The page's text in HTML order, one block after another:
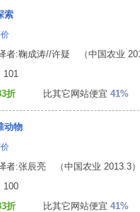
索
者:鞠成涛//许疑 （中国农业
：101
折 比其它网站便宜 41%
动物
者:张辰亮 （中国农业 2013.3）
：100
折 比其它网站便宜 41%